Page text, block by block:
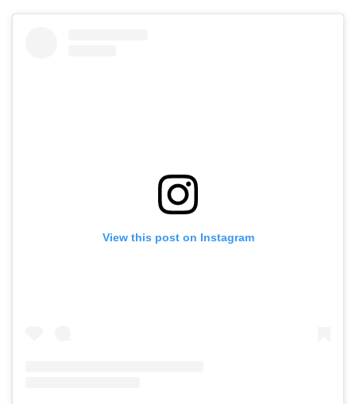
View this post on Instagram